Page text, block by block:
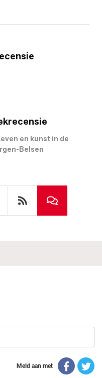
en kunst in de
Belsen